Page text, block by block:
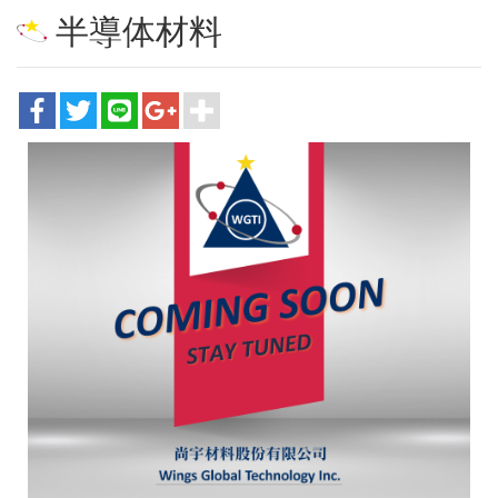
半導体材料